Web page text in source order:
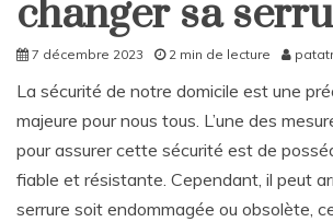
changer sa
7 décembre 2023 2 min de lecture
La sécurité de notre domicile est une
majeure pour nous tous. L’une des
pour assurer cette sécurité est de
fiable et résistante. Cependant, il peut
serrure soit endommagée ou obsolète,